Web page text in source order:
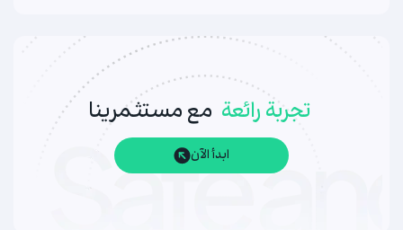
تجربة رائعة مع مستثمرينا
ابدأ الآن